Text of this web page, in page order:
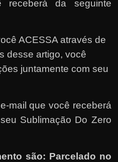
receberá da seguinte
ACESSA através de
desse artigo, você
juntamente com seu
mail que você receberá
Sublimação Do Zero
são: Parcelado no